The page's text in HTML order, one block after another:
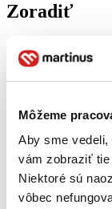
Môžeme
Aby sme vedeli,
vám zobraziť tie
Niektoré sú
vôbec
Zoradiť
Novinky
Najlacnejšie
Najvyššia